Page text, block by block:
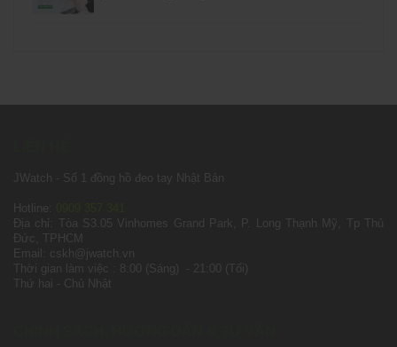
JWatch - Số 1 đồng hồ đeo tay Nhật Bản
Hotline:
Địa chỉ: Tòa S3.05 Vinhomes Grand Park, P. Long Thạnh Mỹ, Tp Thủ
Đức, TPHCM
Email: cskh@jwatch.vn
Thời gian làm việc : 8:00 (Sáng) - 21:00 (Tối)
Thứ hai - Chủ Nhật